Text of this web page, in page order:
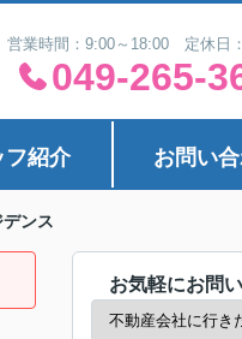
営業時間：9:00～18:00 定休日
049-265-
フ紹介 お問い
ンス
お気軽にお問